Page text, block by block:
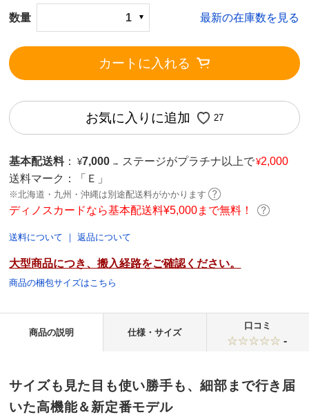
数量 1 最新の在庫数を見る
カートに入れる
お気に入りに追加 27
基本配送料 ： ¥7,000 → ステージがプラチナ以上で¥2,000
送料マーク：
「Ｅ」
※北海道・九州・沖縄は別途配送料がかかります
ディノスカードなら基本配送料¥5,000まで無料！
送料について ｜返品について
大型商品につき、搬入経路をご確認ください。
商品の梱包サイズはこちら
商品の説明 仕様・サイズ
口コミ
-
サイズも見た目も使い勝手も、細部まで行き届
いた高機能＆新定番モデル